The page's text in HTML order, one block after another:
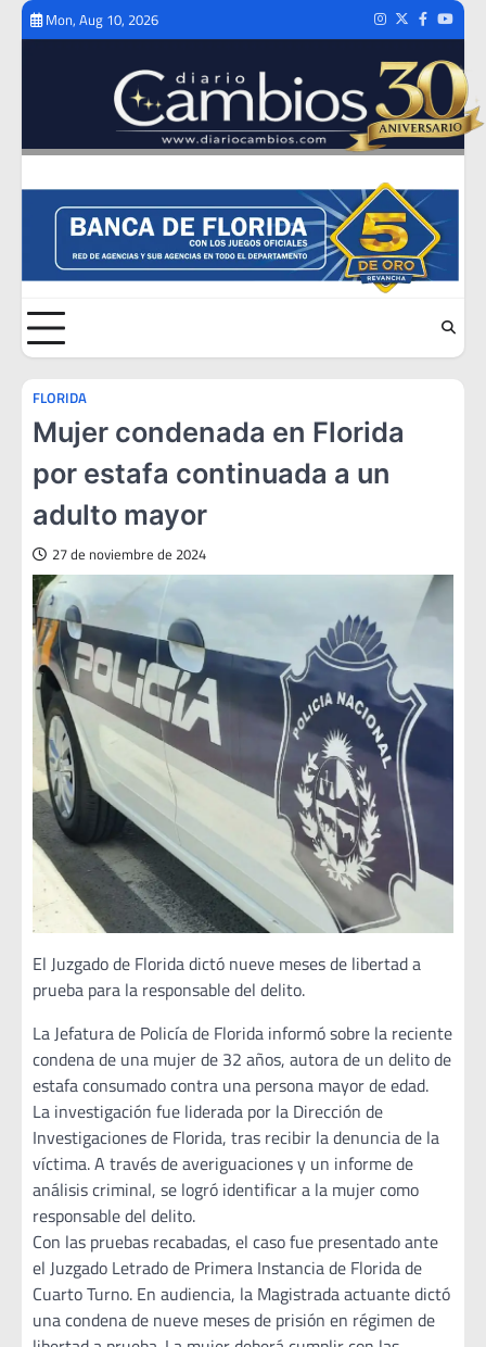
Skip
Mon, Aug 10, 2026 Instagram
TwitterFacebook
FLORIDA
Mujer condenada en Florida
por estafa continuada a un
adulto mayor
27 de noviembre de 2024
El Juzgado de Florida dictó nueve meses de libertad a
prueba para la responsable del delito.
La Jefatura de Policía de Florida informó sobre la reciente
condena de una mujer de 32 años, autora de un delito de
estafa consumado contra una persona mayor de edad.
La investigación fue liderada por la Dirección de
Investigaciones de Florida, tras recibir la denuncia de la
víctima. A través de averiguaciones y un informe de
análisis criminal, se logró identificar a la mujer como
responsable del delito.
Con las pruebas recabadas, el caso fue presentado ante
el Juzgado Letrado de Primera Instancia de Florida de
Cuarto Turno. En audiencia, la Magistrada actuante dictó
una condena de nueve meses de prisión en régimen de